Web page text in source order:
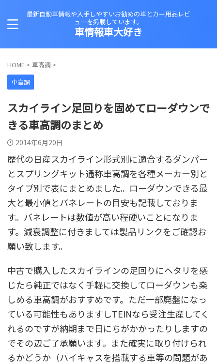
最新自動車情報や入手しやすいお勧めの車とカー用品レビ
ューを掲載しています。
車情報車大好き
HOME > 車高調 >
車高調
スカイライン足回りを固めてローダウンで
きる車高調のまとめ
2014年6月20日
歴代の日産スカイライン形式別に適合するダンパー
とスプリングキット通称車高調を各種メーカー別と
タイプ別で表にまとめました。ローダウンできる最
大と最小値とバネレートの目安も記載しておりま
す。バネレートは数値が高い程硬いことになりま
す。減衰調整に付きましては製品リンクをご確認お
願い致します。
中古で購入したスカイラインの足回りにヘタリを感
じたら純正ではなく手軽に交換してローダウンも楽
しめる車高調がおすすめです。ただ一部廃盤になっ
ている可能性もありますしTEINなら受注生産してく
れるのですが納期まで日にちがかかったりしますの
でその辺ご了承願います。また確実に取り付けられ
るかどうか（ハイキャスを搭載する車等の問題があ